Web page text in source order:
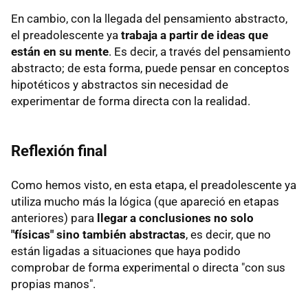
En cambio, con la llegada del pensamiento abstracto,
el preadolescente ya trabaja a partir de ideas que
están en su mente. Es decir, a través del pensamiento
abstracto; de esta forma, puede pensar en conceptos
hipotéticos y abstractos sin necesidad de
experimentar de forma directa con la realidad.
Reflexión final
Como hemos visto, en esta etapa, el preadolescente ya
utiliza mucho más la lógica (que apareció en etapas
anteriores) para llegar a conclusiones no solo
"físicas" sino también abstractas, es decir, que no
están ligadas a situaciones que haya podido
comprobar de forma experimental o directa "con sus
propias manos".